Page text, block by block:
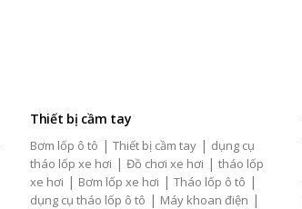
Thiết bị cầm tay
Bơm lốp ô tô | Thiết bị cầm tay | dụng cụ
tháo lốp xe hơi | Đồ chơi xe hơi | tháo lốp
xe hơi | Bơm lốp xe hơi | Tháo lốp ô tô |
dụng cụ tháo lốp ô tô | Máy khoan điện |